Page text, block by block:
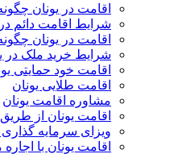
اقامت در یونان
شرایط اقامت دائم در
اقامت در یونان
شرایط خرید ملک در
اقامت خود حمایتی
اقامت طلایی یونان
مشاوره اقامت یونان
اقامت یونان از طریق
ویزای سرمایه گذاری
اقامت یونان با